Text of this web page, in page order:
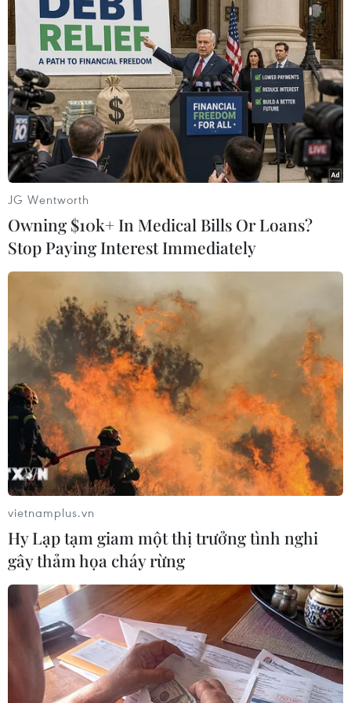
gia nhập hiệp hội của nước này.
Thủ tướng Timor Leste đến thăm chính
thức Việt Nam
03/09/2013 10:10
Nhận lời mời của Thủ tướng Nguyễn Tấn Dũng, ngày
3/9, Thủ tướng Timor Leste đã đến Hà Nội, bắt đầu
chuyến thăm chính thức Việt Nam.
JG Wentworth
Owning $10k+ In Medical Bills Or Loans?
Stop Paying Interest Immediately
vietnamplus.vn
Hy Lạp tạm giam một thị trưởng tình nghi
gây thảm họa cháy rừng